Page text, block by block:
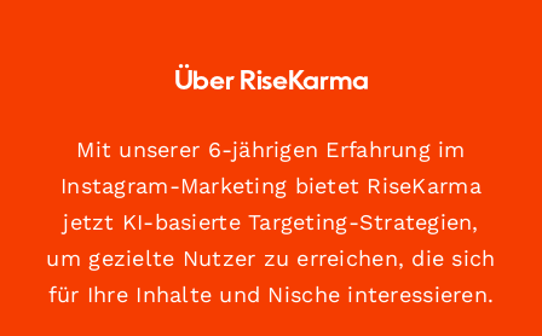
Über RiseKarma
Mit unserer 6-jährigen Erfahrung im
Instagram-Marketing bietet RiseKarma
jetzt KI-basierte Targeting-Strategien,
um gezielte Nutzer zu erreichen, die sich
für Ihre Inhalte und Nische interessieren.